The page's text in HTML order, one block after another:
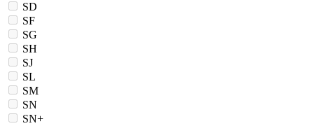
SD
SF
SG
SH
SJ
SL
SM
SN
SN+